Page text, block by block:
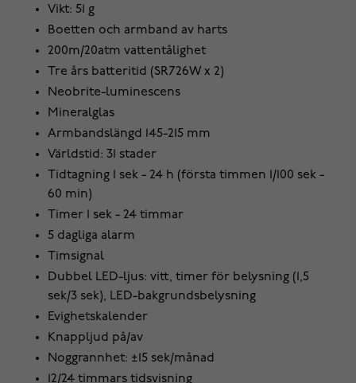
Vikt: 51 g
Boetten och armband av harts
200m/20atm vattentålighet
Tre års batteritid (SR726W x 2)
Neobrite-luminescens
Mineralglas
Armbandslängd 145-215 mm
Världstid: 31 stader
Tidtagning 1 sek - 24 h (första timmen 1/100 sek -
60 min)
Timer 1 sek - 24 timmar
5 dagliga alarm
Timsignal
Dubbel LED-ljus: vitt, timer för belysning (1,5
sek/3 sek), LED-bakgrundsbelysning
Evighetskalender
Knappljud på/av
Noggrannhet: ±15 sek/månad
12/24 timmars tidsvisning